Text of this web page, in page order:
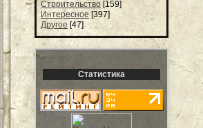
Строительство [159]
Интересное [397]
Другое [47]
Статистика